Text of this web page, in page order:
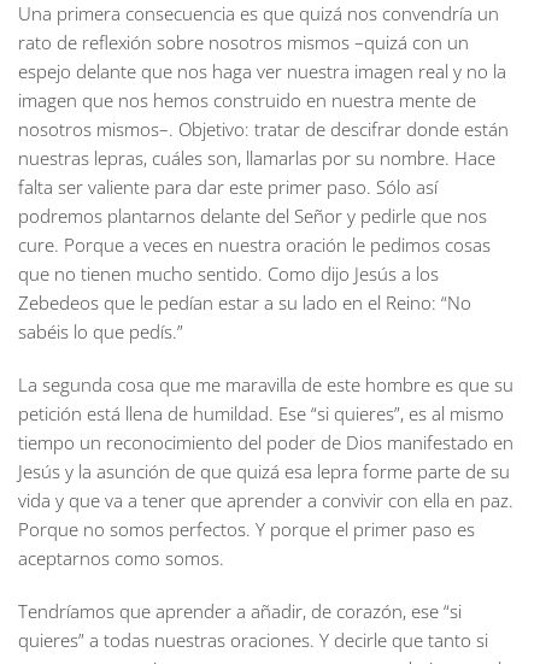
Una primera consecuencia es que quizá nos convendría un
rato de reflexión sobre nosotros mismos –quizá con un
espejo delante que nos haga ver nuestra imagen real y no la
imagen que nos hemos construido en nuestra mente de
nosotros mismos–. Objetivo: tratar de descifrar donde están
nuestras lepras, cuáles son, llamarlas por su nombre. Hace
falta ser valiente para dar este primer paso. Sólo así
podremos plantarnos delante del Señor y pedirle que nos
cure. Porque a veces en nuestra oración le pedimos cosas
que no tienen mucho sentido. Como dijo Jesús a los
Zebedeos que le pedían estar a su lado en el Reino: “No
sabéis lo que pedís.”
La segunda cosa que me maravilla de este hombre es que su
petición está llena de humildad. Ese “si quieres”, es al mismo
tiempo un reconocimiento del poder de Dios manifestado en
Jesús y la asunción de que quizá esa lepra forme parte de su
vida y que va a tener que aprender a convivir con ella en paz.
Porque no somos perfectos. Y porque el primer paso es
aceptarnos como somos.
Tendríamos que aprender a añadir, de corazón, ese “si
quieres” a todas nuestras oraciones. Y decirle que tanto si